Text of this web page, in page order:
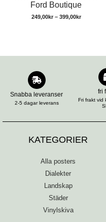
Ford Boutique
249,00kr – 399,00kr
Snabba leveranser
2-5 dagar leverans
fri
Fri frakt vid
KATEGORIER
Alla posters
Dialekter
Landskap
Städer
Vinylskiva